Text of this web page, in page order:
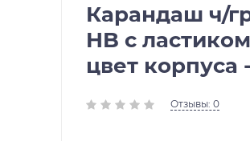
Карандаш ч/
HB с
цвет корпуса
Отзывы: 0